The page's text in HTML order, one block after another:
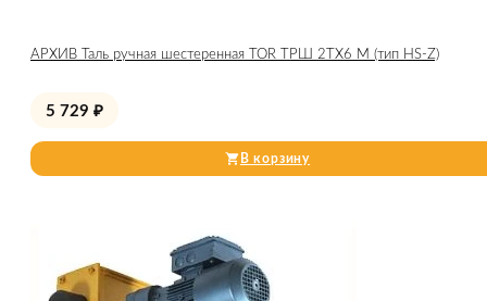
АРХИВ Таль ручная шестеренная TOR ТРШ 2ТХ6 М (тип HS-Z)
5 729 ₽
В корзину